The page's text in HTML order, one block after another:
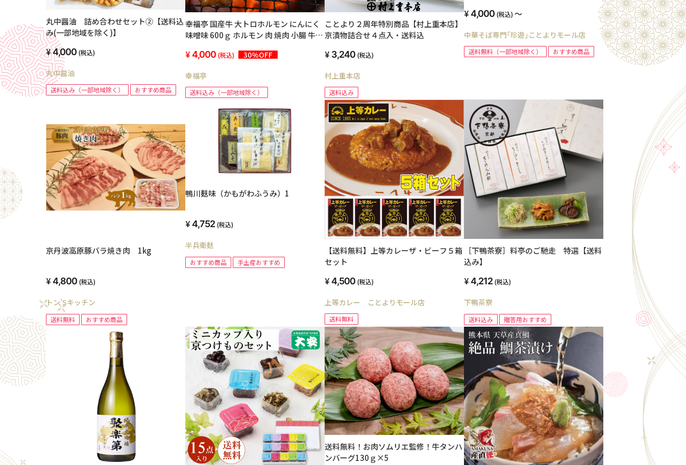
丸中醤油 詰め合わせセット②【送料込
み(一部地域を除く)】
4,000 (税込)
丸中醤油
送料込み（一部地域除く） おすすめ商品
幸福亭 国産牛 大トロホルモン にんにく
味噌味 600ｇ ホルモン 肉 焼肉 小腸 牛も
4,000 (税込) 30%OFF
幸福亭
送料込み（一部地域除く）
ことより２周年特別商品【村上重本店】
京漬物詰合せ４点入・送料込
3,240 (税込)
村上重本店
送料込み
4,000 (税込) ～
中華そば専門｢珍遊｣ことよりモール店
送料無料（一部地域除く） おすすめ商品
京丹波高原豚バラ焼き肉 1kg
4,800 (税込)
トン’Sキッチン
送料無料 おすすめ商品
鴨川麸味（かもがわふうみ）1
4,752 (税込)
半兵衛麸
おすすめ商品 手土産おすすめ
【送料無料】上等カレーザ・ビーフ５箱
セット
4,500 (税込)
上等カレー ことよりモール店
送料無料
［下鴨茶寮］料亭のご馳走 特選【送料
込み】
4,212 (税込)
下鴨茶寮
送料込み 贈答用おすすめ
送料無料！お肉ソムリエ監修！牛タンハ
ンバーグ130ｇ×5